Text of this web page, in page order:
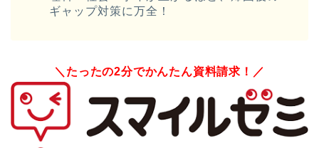
ギャップ対策に万全！
＼たったの2分でかんたん資料請求！／